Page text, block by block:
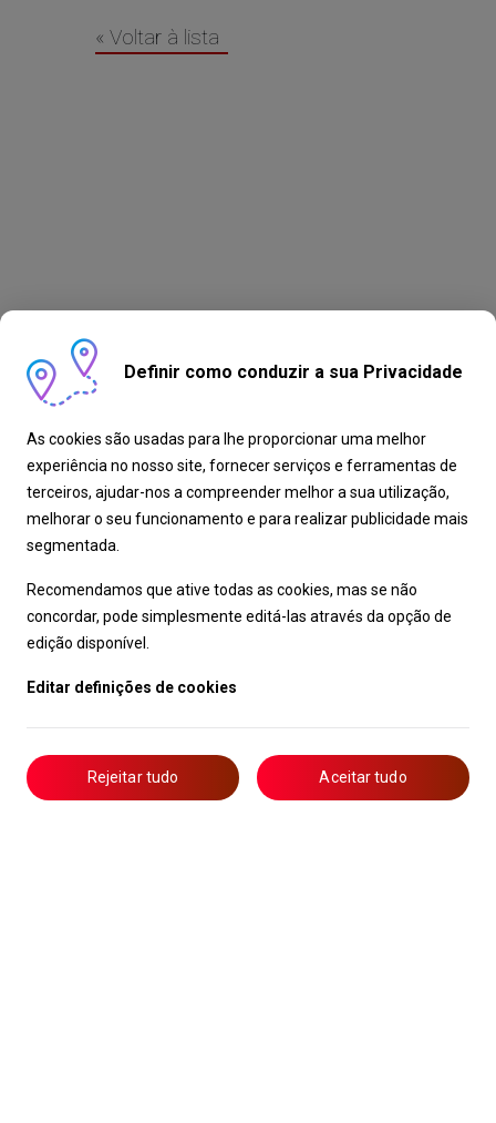
« Voltar à lista
Definir como conduzir a sua Privacidade
As cookies são usadas para lhe proporcionar uma melhor
experiência no nosso site, fornecer serviços e ferramentas de
terceiros, ajudar-nos a compreender melhor a sua utilização,
melhorar o seu funcionamento e para realizar publicidade mais
segmentada.
Recomendamos que ative todas as cookies, mas se não
concordar, pode simplesmente editá-las através da opção de
edição disponível.
Editar definições de cookies
Rejeitar tudo Aceitar tudo